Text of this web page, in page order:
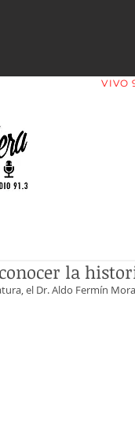
VIVO
la
el Dr. Aldo Fermín